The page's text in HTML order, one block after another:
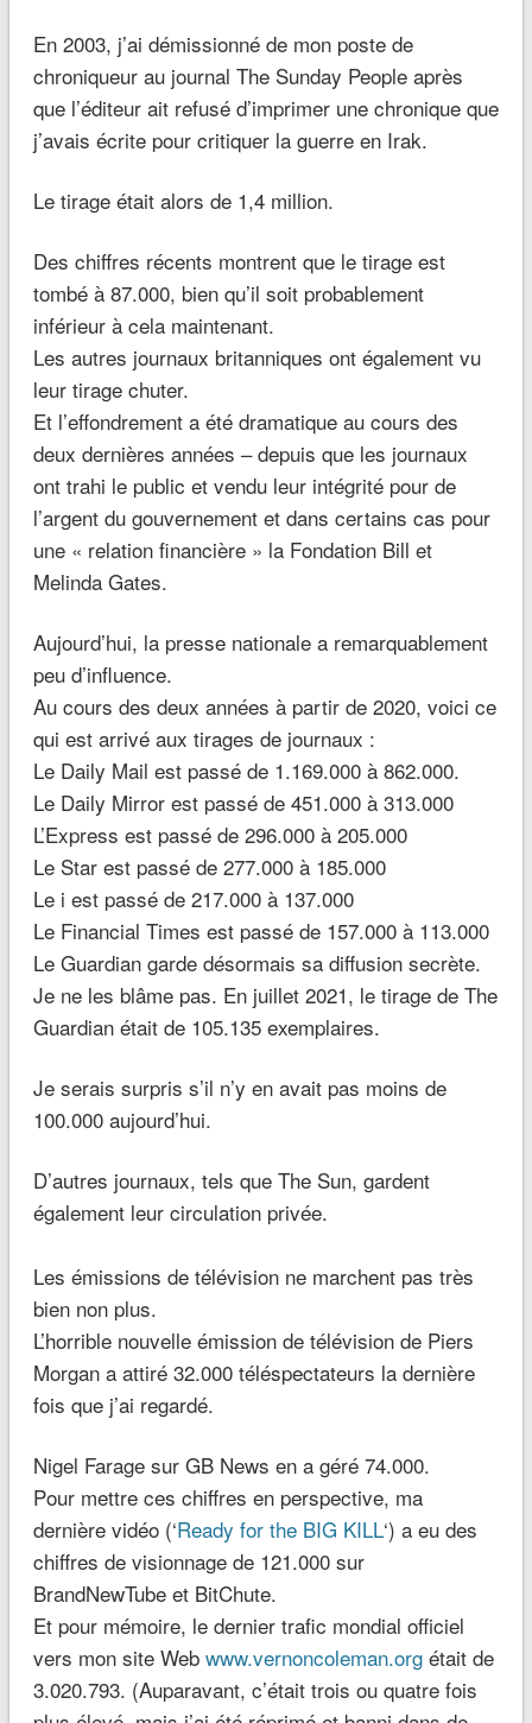
En 2003, j’ai démissionné de mon poste de
chroniqueur au journal The Sunday People après
que l’éditeur ait refusé d’imprimer une chronique que
j’avais écrite pour critiquer la guerre en Irak.
Le tirage était alors de 1,4 million.
Des chiffres récents montrent que le tirage est
tombé à 87.000, bien qu’il soit probablement
inférieur à cela maintenant.
Les autres journaux britanniques ont également vu
leur tirage chuter.
Et l’effondrement a été dramatique au cours des
deux dernières années – depuis que les journaux
ont trahi le public et vendu leur intégrité pour de
l’argent du gouvernement et dans certains cas pour
une « relation financière » la Fondation Bill et
Melinda Gates.
Aujourd’hui, la presse nationale a remarquablement
peu d’influence.
Au cours des deux années à partir de 2020, voici ce
qui est arrivé aux tirages de journaux :
Le Daily Mail est passé de 1.169.000 à 862.000.
Le Daily Mirror est passé de 451.000 à 313.000
L’Express est passé de 296.000 à 205.000
Le Star est passé de 277.000 à 185.000
Le i est passé de 217.000 à 137.000
Le Financial Times est passé de 157.000 à 113.000
Le Guardian garde désormais sa diffusion secrète.
Je ne les blâme pas. En juillet 2021, le tirage de The
Guardian était de 105.135 exemplaires.
Je serais surpris s’il n’y en avait pas moins de
100.000 aujourd’hui.
D’autres journaux, tels que The Sun, gardent
également leur circulation privée.
Les émissions de télévision ne marchent pas très
bien non plus.
L’horrible nouvelle émission de télévision de Piers
Morgan a attiré 32.000 téléspectateurs la dernière
fois que j’ai regardé.
Nigel Farage sur GB News en a géré 74.000.
Pour mettre ces chiffres en perspective, ma
dernière vidéo (‘Ready for the BIG KILL‘) a eu des
chiffres de visionnage de 121.000 sur
BrandNewTube et BitChute.
Et pour mémoire, le dernier trafic mondial officiel
vers mon site Web www.vernoncoleman.orgétait de
3.020.793. (Auparavant, c’était trois ou quatre fois